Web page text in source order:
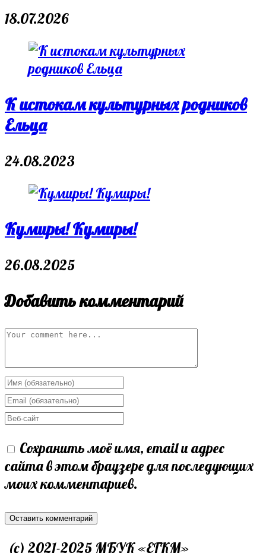
18.07.2026
К истокам культурных родников
Ельца
24.08.2023
Кумиры! Кумиры!
26.08.2025
Добавить комментарий
Comment
Enter
your
name
username
to
comment
Enter
your
address
to
comment
Enter
website
URL
(optional)
Сохранить моё имя, email и адрес
сайта в этом браузере для последующих
моих комментариев.
(c) 2021-2025 МБУК «ЕГКМ»